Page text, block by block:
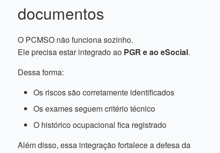
documentos
O PCMSO não funciona sozinho.
Ele precisa estar integrado ao PGR e ao eSocial.
Dessa forma:
Os riscos são corretamente identificados
Os exames seguem critério técnico
O histórico ocupacional fica registrado
Além disso, essa integração fortalece a defesa da